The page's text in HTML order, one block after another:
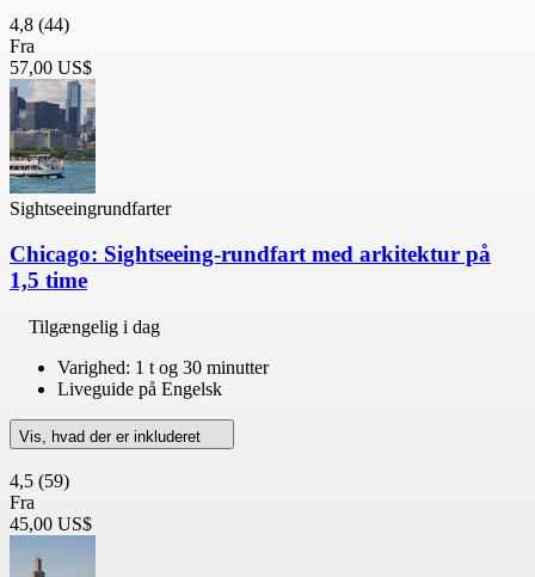
4,8 (44)
Fra
57,00 US$
Sightseeingrundfarter
Chicago: Sightseeing-rundfart med arkitektur på
1,5 time
Tilgængelig i dag
Varighed: 1 t og 30 minutter
Liveguide på Engelsk
Vis, hvad der er inkluderet
4,5 (59)
Fra
45,00 US$